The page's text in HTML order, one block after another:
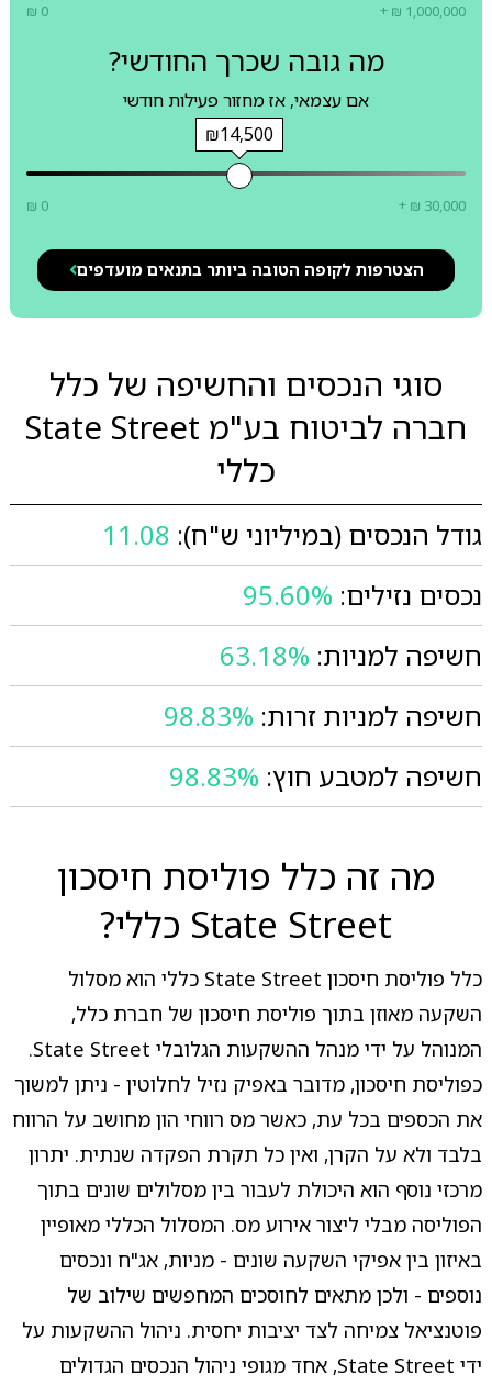
₪ 0 + ₪ 1,000,000
מה גובה שכרך החודשי?
אם עצמאי, אז מחזור פעילות חודשי
₪14,500
₪ 0 + ₪ 30,000
הצטרפות לקופה הטובה ביותר בתנאים מועדפים
סוגי הנכסים והחשיפה של כלל
חברה לביטוח בע"מ State Street
כללי
גודל הנכסים (במיליוני ש"ח): 11.08
נכסים נזילים: 95.60%
חשיפה למניות: 63.18%
חשיפה למניות זרות: 98.83%
חשיפה למטבע חוץ: 98.83%
מה זה כלל פוליסת חיסכון
State Street כללי?
כלל פוליסת חיסכון State Street כללי הוא מסלול
השקעה מאוזן בתוך פוליסת חיסכון של חברת כלל,
המנוהל על ידי מנהל ההשקעות הגלובלי State Street.
כפוליסת חיסכון, מדובר באפיק נזיל לחלוטין - ניתן למשוך
את הכספים בכל עת, כאשר מס רווחי הון מחושב על הרווח
בלבד ולא על הקרן, ואין כל תקרת הפקדה שנתית. יתרון
מרכזי נוסף הוא היכולת לעבור בין מסלולים שונים בתוך
הפוליסה מבלי ליצור אירוע מס. המסלול הכללי מאופיין
באיזון בין אפיקי השקעה שונים - מניות, אג"ח ונכסים
נוספים - ולכן מתאים לחוסכים המחפשים שילוב של
פוטנציאל צמיחה לצד יציבות יחסית. ניהול ההשקעות על
ידי State Street, אחד מגופי ניהול הנכסים הגדולים